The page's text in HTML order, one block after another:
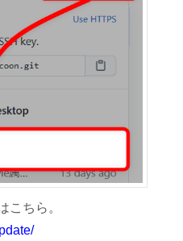
こちら。